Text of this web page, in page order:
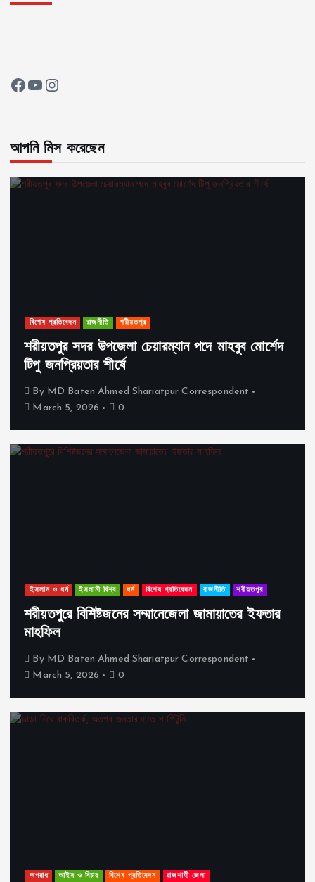
Facebook YouTube Instagram
আপনি মিস করেছেন
বিশেষ প্রতিবেদন রাজনীতি শরীয়তপুর
শরীয়তপুর সদর উপজেলা চেয়ারম্যান পদে মাহবুব মোর্শেদ
টিপু জনপ্রিয়তার শীর্ষে
By MD Baten Ahmed Shariatpur Correspondent
March 5, 2026
0
ইসলাম ও ধর্ম ইসলামী বিশ্ব ধর্ম বিশেষ প্রতিবেদন রাজনীতি শরীয়তপুর
শরীয়তপুরে বিশিষ্টজনের সম্মানেজেলা জামায়াতের ইফতার
মাহফিল
By MD Baten Ahmed Shariatpur Correspondent
March 5, 2026
0
অপরাধ আইন ও বিচার বিশেষ প্রতিবেদন রাজশাহী জেলা